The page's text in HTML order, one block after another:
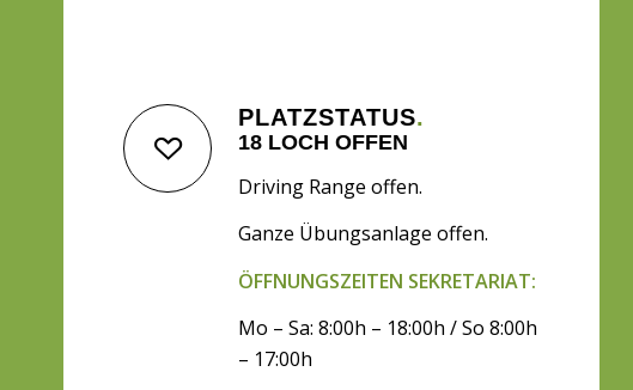
PLATZSTATUS.
18 LOCH OFFEN
Driving Range offen.
Ganze Übungsanlage offen.
ÖFFNUNGSZEITEN SEKRETARIAT:
Mo – Sa: 8:00h – 18:00h / So 8:00h
– 17:00h